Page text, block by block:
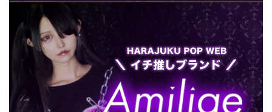
HARAJUKU POP TV